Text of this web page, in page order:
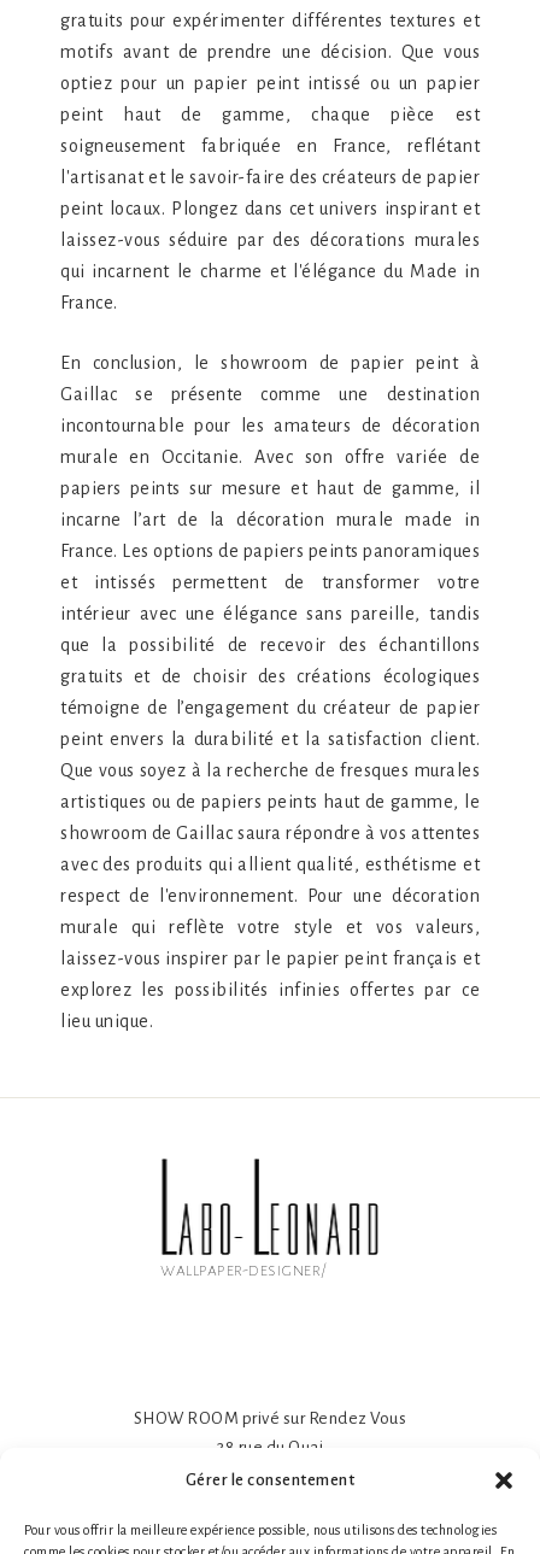
Gérer le consentement
Pour vous offrir la meilleure expérience possible, nous utilisons des technologies
gratuits pour expérimenter différentes textures et
motifs avant de prendre une décision. Que vous
optiez pour un papier peint intissé ou un papier
peint haut de gamme, chaque pièce est
soigneusement fabriquée en France, reflétant
l'artisanat et le savoir-faire des créateurs de papier
peint locaux. Plongez dans cet univers inspirant et
laissez-vous séduire par des décorations murales
qui incarnent le charme et l'élégance du Made in
France.
En conclusion, le showroom de papier peint à
Gaillac se présente comme une destination
incontournable pour les amateurs de décoration
murale en Occitanie. Avec son offre variée de
papiers peints sur mesure et haut de gamme, il
incarne l’art de la décoration murale made in
France. Les options de papiers peints panoramiques
et intissés permettent de transformer votre
intérieur avec une élégance sans pareille, tandis
que la possibilité de recevoir des échantillons
gratuits et de choisir des créations écologiques
témoigne de l’engagement du créateur de papier
peint envers la durabilité et la satisfaction client.
Que vous soyez à la recherche de fresques murales
artistiques ou de papiers peints haut de gamme, le
showroom de Gaillac saura répondre à vos attentes
avec des produits qui allient qualité, esthétisme et
respect de l'environnement. Pour une décoration
murale qui reflète votre style et vos valeurs,
laissez-vous inspirer par le papier peint français et
explorez les possibilités infinies offertes par ce
lieu unique.
wallpaper-designer/
SHOW ROOM privé sur Rendez Vous
38 rue du Quai
81600 GAILLAC
Impression sur-mesure